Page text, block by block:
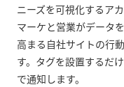
ニーズを可視化するア
マーケと営業がデータ
高まる自社サイトの行
す。タグを設置するだ
で通知します。